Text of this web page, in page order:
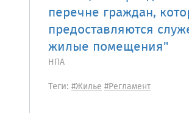
перечне граждан,
предоставляются
жилые помещения"
НПА
Теги: #Жилье#Регламент